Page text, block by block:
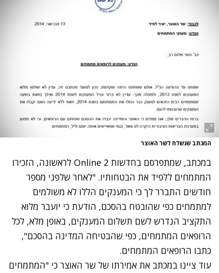
המכתב שנשלח לשר האוצר
במכתב, שמתפרסם בחדשות 2 Online לראשונה, הזכירו
המתמחים ללפיד את הבטחותיו. "לאחר שלפני מספר
חודשים התברר לך כי המענקים הללו לא משולמים
למתמחים כפי שהובטח בהסכם, הודעת כי יועבר מלוא
התקציב הנדרש לשם תשלום המענקים, באופן מלא, לכל
הרופאים המתמחים, כפי שהבטיחה המדינה בהסכם",
כתבו הרופאים המתמחים.
עוד ציינו במכתב את אמירתו של שר האוצר כי "המתמחים